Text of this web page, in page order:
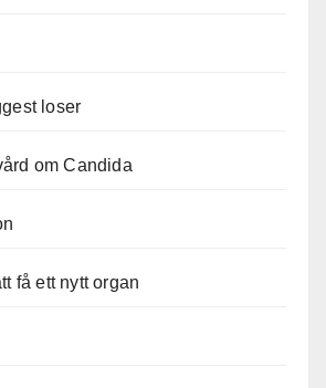
loser
om Candida
få ett nytt organ